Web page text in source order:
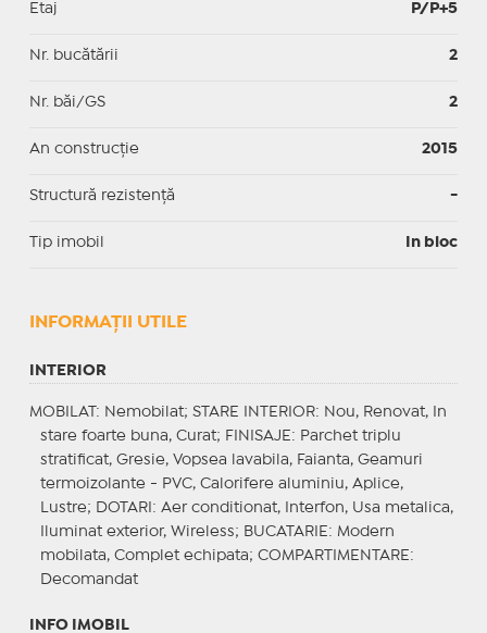
Etaj P/P+5
Nr. bucătării 2
Nr. băi/GS 2
An construcție 2015
Structură rezistență -
Tip imobil In bloc
INFORMAŢII UTILE
INTERIOR
MOBILAT : Nemobilat; STARE INTERIOR: Nou, Renovat, In
stare foarte buna, Curat; FINISAJE : Parchet triplu
stratificat, Gresie, Vopsea lavabila, Faianta, Geamuri
termoizolante - PVC, Calorifere aluminiu, Aplice,
Lustre;
DOTARI : Aer conditionat, Interfon, Usa metalica,
Iluminat exterior, Wireless; BUCATARIE : Modern
mobilata, Complet echipata; COMPARTIMENTARE :
Decomandat
INFO IMOBIL